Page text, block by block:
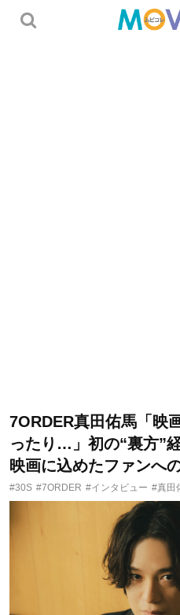
7ORDER真田佑馬「映
ったり…」初の“裏方”
映画に込めたファンへ
#30S #7ORDER #インタビュー #真田